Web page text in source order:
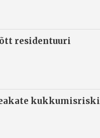
residentuuri
kukkumisriski